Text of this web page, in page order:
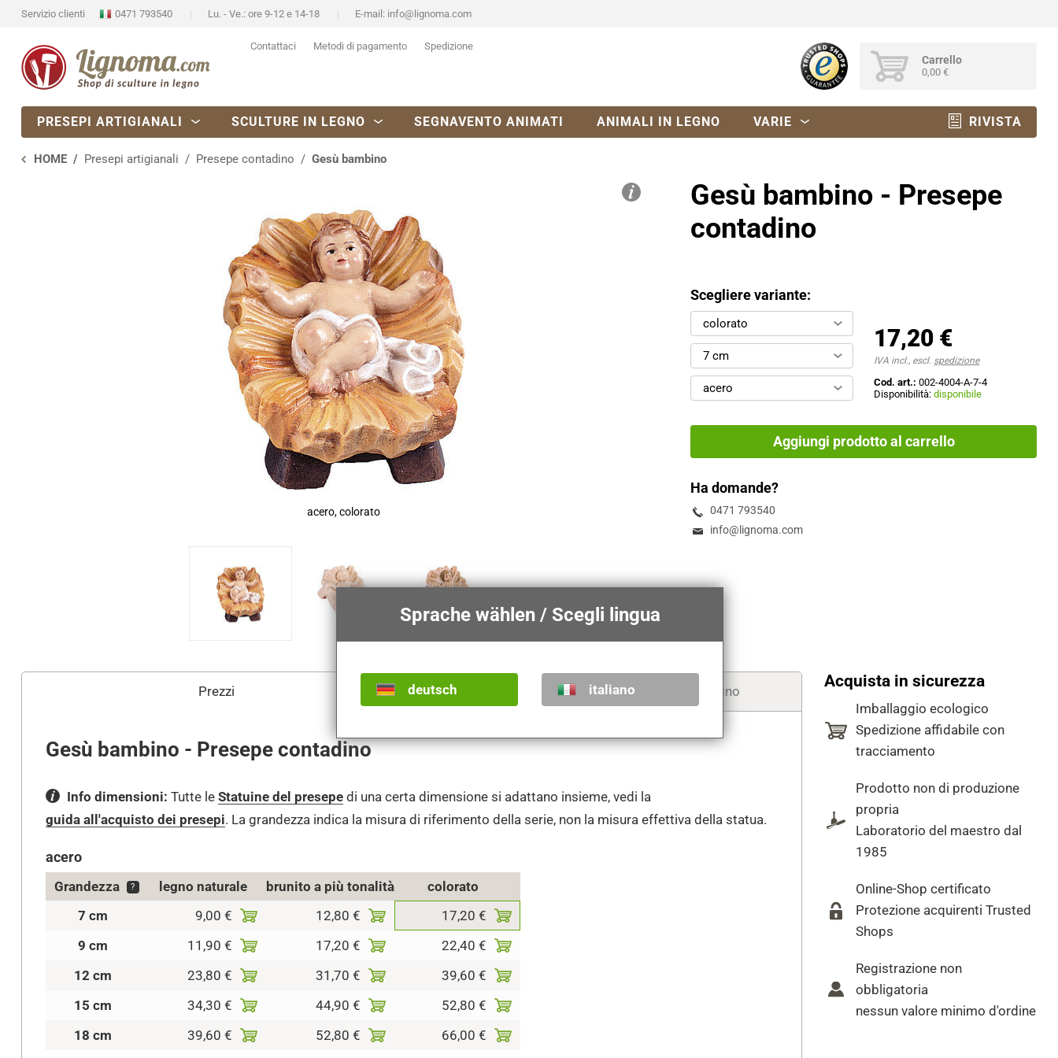
Sprache wählen / Scegli lingua
deutsch italiano
Servizio clienti 0471 793540 Lu. - Ve.: ore 9-12 e 14-18 E-mail: info@lignoma.com
Contattaci Metodi di pagamento Spedizione
Carrello
0,00 €
PRESEPI ARTIGIANALI SCULTURE IN LEGNO SEGNAVENTO ANIMATI ANIMALI IN LEGNO VARIE RIVISTA
HOME Presepi artigianali Presepe contadino Gesù bambino
acero, colorato
Gesù bambino - Presepe
contadino
Scegliere variante:
colorato
7 cm
acero
17,20 €
IVA incl., escl. spedizione
Cod. art.: 002-4004-A-7-4
Disponibilità:disponibile
Aggiungi prodotto al carrello
Ha domande?
0471 793540
info@lignoma.com
Prezzi Tipi di legno
Gesù bambino - Presepe contadino
Info dimensioni: Tutte le Statuine del presepedi una certa dimensione si adattano insieme, vedi la
guida all'acquisto dei presepi. La grandezza indica la misura di riferimento della serie, non la misura effettiva della statua.
acero
Grandezza ? legno naturale brunito a più tonalità
colorato
7 cm
9,00 € 12,80 €
17,20 €
9 cm
11,90 € 17,20 €
22,40 €
12 cm
23,80 € 31,70 €
39,60 €
15 cm
34,30 € 44,90 €
52,80 €
18 cm
39,60 € 52,80 € 66,00 €
Acquista in sicurezza
Imballaggio ecologico
Spedizione affidabile con
tracciamento
Prodotto non di produzione
propria
Laboratorio del maestro dal
1985
Online-Shop certificato
Protezione acquirenti Trusted
Shops
Registrazione non
obbligatoria
nessun valore minimo d'ordine